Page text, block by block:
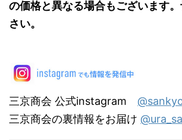
の価格と異なる場合もございます
さい。
三京商会 公式instagram
三京商会の裏情報をお届け